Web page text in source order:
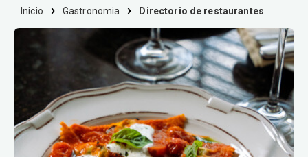
Inicio Gastronomia Directorio de restaurantes